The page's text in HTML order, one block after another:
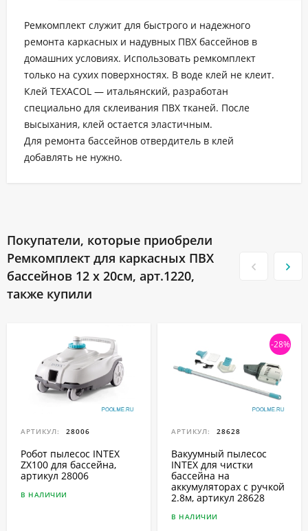
Ремкомплект служит для быстрого и надежного
ремонта каркасных и надувных ПВХ бассейнов в
домашних условиях. Использовать ремкомплект
только на сухих поверхностях. В воде клей не клеит.
Клей TEXACOL — итальянский, разработан
специально для склеивания ПВХ тканей. После
высыхания, клей остается эластичным.
Для ремонта бассейнов отвердитель в клей
добавлять не нужно.
Покупатели, которые приобрели
Ремкомплект для каркасных ПВХ
бассейнов 12 x 20см, арт.1220,
также купили
АРТИКУЛ: 28006
Робот пылесос INTEX
ZX100 для бассейна,
артикул 28006
В НАЛИЧИИ
-28%
АРТИКУЛ: 28628
Вакуумный пылесос
INTEX для чистки
бассейна на
аккумуляторах с ручкой
2.8м, артикул 28628
В НАЛИЧИИ